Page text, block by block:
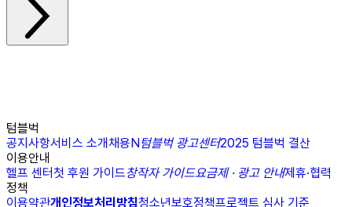
텀블벅
공지사항서비스 소개채용N텀블벅 광고센터2025 텀블벅 결산
이용안내
헬프 센터첫 후원 가이드창작자 가이드요금제 · 광고 안내제휴·협력
정책
이용약관개인정보처리방침청소년보호정책프로젝트 심사 기준